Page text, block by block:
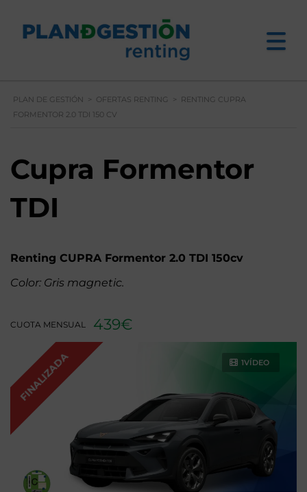
PLAN DE GESTIÓN > OFERTAS RENTING > RENTING CUPRA
FORMENTOR 2.0 TDI 150 CV
Cupra Formentor
TDI
Renting CUPRA Formentor 2.0 TDI 150cv
Color: Gris magnetic.
CUOTA MENSUAL 439€
1VÍDEO
FINALIZADA